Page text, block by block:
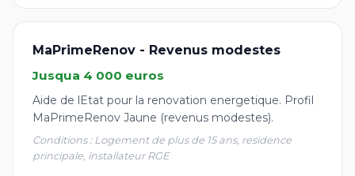
MaPrimeRenov - Revenus modestes
Jusqua 4 000 euros
Aide de lEtat pour la renovation energetique. Profil
MaPrimeRenov Jaune (revenus modestes).
Conditions : Logement de plus de 15 ans, residence
principale, installateur RGE